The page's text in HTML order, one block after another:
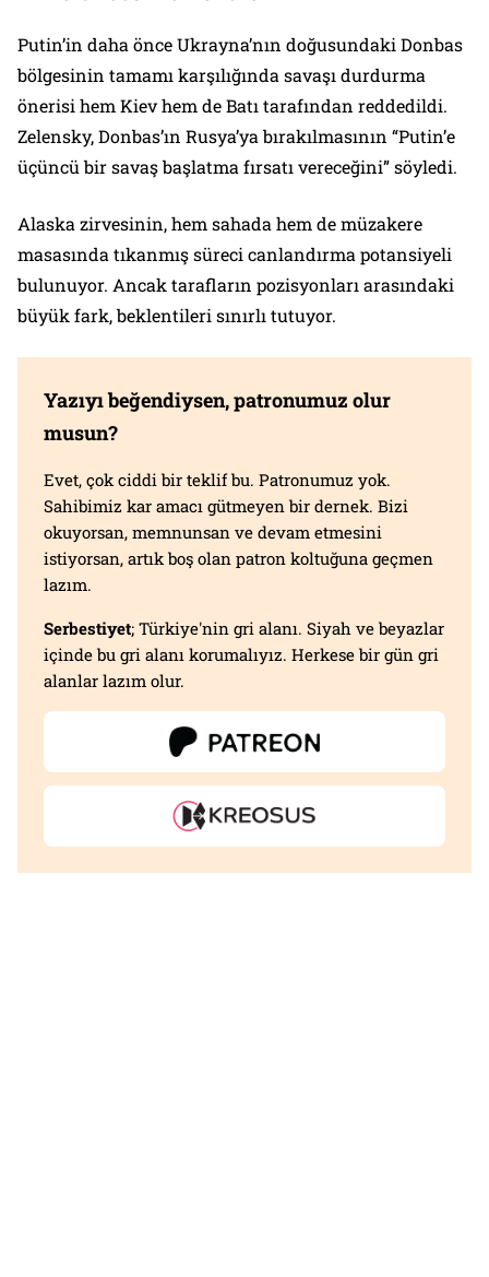
Putin’in daha önce Ukrayna’nın doğusundaki Donbas
bölgesinin tamamı karşılığında savaşı durdurma
önerisi hem Kiev hem de Batı tarafından reddedildi.
Zelensky, Donbas’ın Rusya’ya bırakılmasının “Putin’e
üçüncü bir savaş başlatma fırsatı vereceğini” söyledi.
Alaska zirvesinin, hem sahada hem de müzakere
masasında tıkanmış süreci canlandırma potansiyeli
bulunuyor. Ancak tarafların pozisyonları arasındaki
büyük fark, beklentileri sınırlı tutuyor.
Yazıyı beğendiysen, patronumuz olur
musun?
Evet, çok ciddi bir teklif bu. Patronumuz yok.
Sahibimiz kar amacı gütmeyen bir dernek. Bizi
okuyorsan, memnunsan ve devam etmesini
istiyorsan, artık boş olan patron koltuğuna geçmen
lazım.
Serbestiyet; Türkiye'nin gri alanı. Siyah ve beyazlar
içinde bu gri alanı korumalıyız. Herkese bir gün gri
alanlar lazım olur.